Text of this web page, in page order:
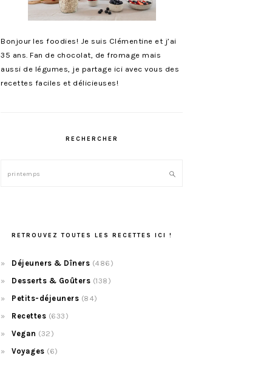
Bonjour les foodies! Je suis Clémentine et j’ai
35 ans. Fan de chocolat, de fromage mais
aussi de légumes, je partage ici avec vous des
recettes faciles et délicieuses!
RECHERCHER
Rechercher
RETROUVEZ TOUTES LES RECETTES ICI !
Déjeuners & Dîners (486)
Desserts & Goûters (138)
Petits-déjeuners (84)
Recettes (633)
Vegan (32)
Voyages (6)